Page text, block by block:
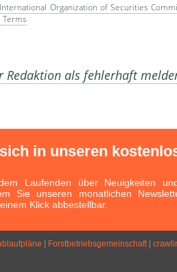
International Organization of Securities
Redaktion als fehlerhaft
in unseren
Laufenden über Neuigkeiten
Sie unseren monatlichen
Klick abbestellbar.
Forstbetriebsgemeinschaft|